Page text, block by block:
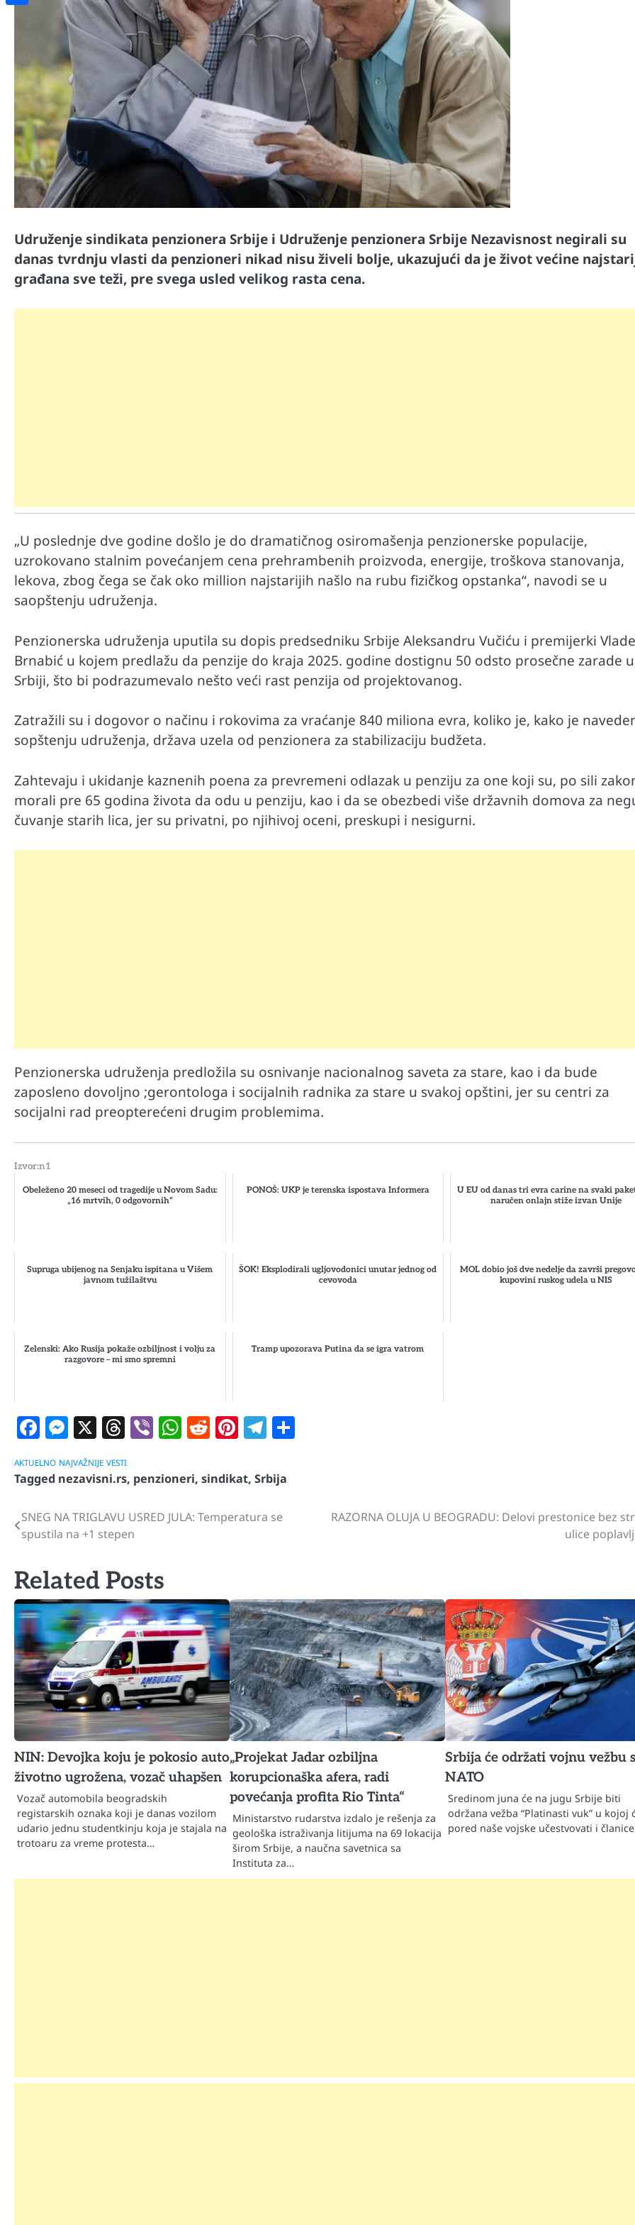
Udruženje sindikata penzionera Srbije i Udruženje penzionera Srbije Nezavisnost negirali su
danas tvrdnju vlasti da penzioneri nikad nisu živeli bolje, ukazujući da je život većine
građana sve teži, pre svega usled velikog rasta cena.
„U poslednje dve godine došlo je do dramatičnog osiromašenja penzionerske populacije,
uzrokovano stalnim povećanjem cena prehrambenih proizvoda, energije, troškova stanovanja,
lekova, zbog čega se čak oko million najstarijih našlo na rubu fizičkog opstanka“, navodi se u
saopštenju udruženja.
Penzionerska udruženja uputila su dopis predsedniku Srbije Aleksandru Vučiću i premijerki
Brnabić u kojem predlažu da penzije do kraja 2025. godine dostignu 50 odsto prosečne zarade u
Srbiji, što bi podrazumevalo nešto veći rast penzija od projektovanog.
Zatražili su i dogovor o načinu i rokovima za vraćanje 840 miliona evra, koliko je, kako je
sopštenju udruženja, država uzela od penzionera za stabilizaciju budžeta.
Zahtevaju i ukidanje kaznenih poena za prevremeni odlazak u penziju za one koji su, po sili
morali pre 65 godina života da odu u penziju, kao i da se obezbedi više državnih domova za
čuvanje starih lica, jer su privatni, po njihivoj oceni, preskupi i nesigurni.
Penzionerska udruženja predložila su osnivanje nacionalnog saveta za stare, kao i da bude
zaposleno dovoljno ;gerontologa i socijalnih radnika za stare u svakoj opštini, jer su centri za
socijalni rad preopterećeni drugim problemima.
Izvor:n1
Obeleženo 20 meseci od tragedije u Novom Sadu:
„16 mrtvih, 0 odgovornih“
PONOŠ: UKP je terenska ispostava Informera
U EU od danas tri evra carine na svaki
naručen onlajn stiže izvan Unije
Supruga ubijenog na Senjaku ispitana u Višem
javnom tužilaštvu
ŠOK! Eksplodirali ugljovodonici unutar jednog od
cevovoda
MOL dobio još dve nedelje da završi
kupovini ruskog udela u NIS
Zelenski: Ako Rusija pokaže ozbiljnost i volju za
razgovore – mi smo spremni
Tramp upozorava Putina da se igra vatrom
Facebook
Messenger
X Threads
ViberWhatsApp
Reddit
Pinterest
Telegram
AKTUELNO NAJVAŽNIJE VESTI
Tagged nezavisni.rs, penzioneri, sindikat, Srbija
Navigacija
članaka
SNEG NA TRIGLAVU USRED JULA: Temperatura se
spustila na +1 stepen
RAZORNA OLUJA U BEOGRADU: Delovi prestonice bez
ulice
Related Posts
NIN: Devojka koju je pokosio auto
životno ugrožena, vozač uhapšen
Vozač automobila beogradskih
registarskih oznaka koji je danas vozilom
udario jednu studentkinju koja je stajala na
trotoaru za vreme protesta…
„Projekat Jadar ozbiljna
korupcionaška afera, radi
povećanja profita Rio Tinta“
Ministarstvo rudarstva izdalo je rešenja za
geološka istraživanja litijuma na 69 lokacija
širom Srbije, a naučna savetnica sa
Instituta za…
Srbija će održati vojnu vežbu
NATO
Sredinom juna će na jugu Srbije biti
održana vežba “Platinasti vuk” u kojoj
pored naše vojske učestvovati i
poslastice, ali umereno!
poslastice, ali umereno!